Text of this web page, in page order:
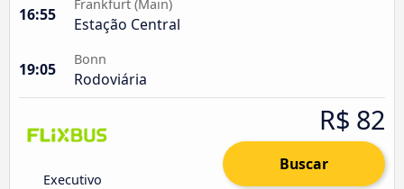
16:55
Frankfurt (Main)
Estação Central
19:05
Bonn
Rodoviária
Executivo
R$ 82
Buscar